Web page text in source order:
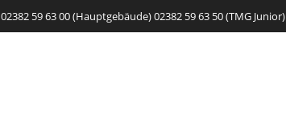
02382 59 63 00 (Hauptgebäude) 02382 59 63 50 (TMG Junior)